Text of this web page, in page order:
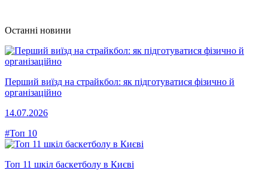
Останні новини
Перший виїзд на страйкбол: як підготуватися фізично й
організаційно
14.07.2026
#Топ 10
Топ 11 шкіл баскетболу в Києві